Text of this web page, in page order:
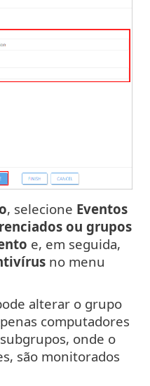
, selecione Eventos
ou grupos
e, em seguida,
no menu
alterar o grupo
computadores
onde o
são monitorados